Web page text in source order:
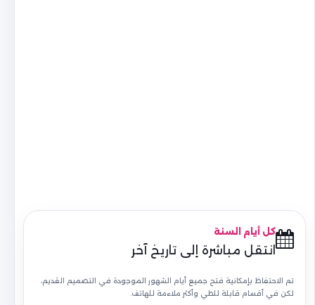
كل أيام السنة
انتقل مباشرة إلى تاريخ آخر
تم الاحتفاظ بإمكانية فتح جميع أيام الشهور الموجودة في التصميم القديم،
لكن في أقسام قابلة للطي وأكثر ملاءمة للهاتف.